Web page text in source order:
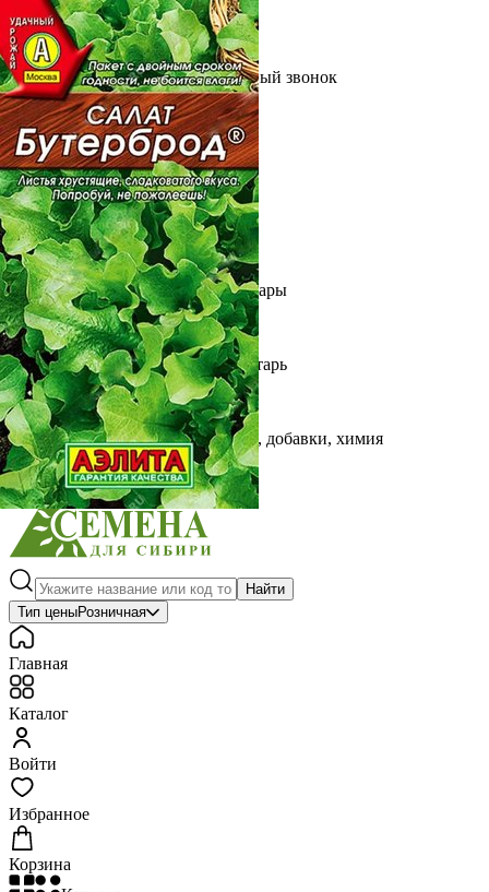
Выберите город
Обратный звонокЗаказать обратный звонок
Каталог
Семена
Грунты
Газонные травы, сидераты
Горшки, рассадники, аксессуары
Посадочный материал
Садовый инструмент, инвентарь
Консервирование
Средства защиты, удобрения, добавки, химия
Обустройство сада, декор
Найти
Тип ценыРозничная
Главная
Каталог
Войти
Избранное
Корзина